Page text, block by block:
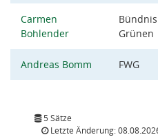
Carmen
Bohlender
Grünen
Andreas Bomm FWG
5 Sätze
Letzte Änderung: